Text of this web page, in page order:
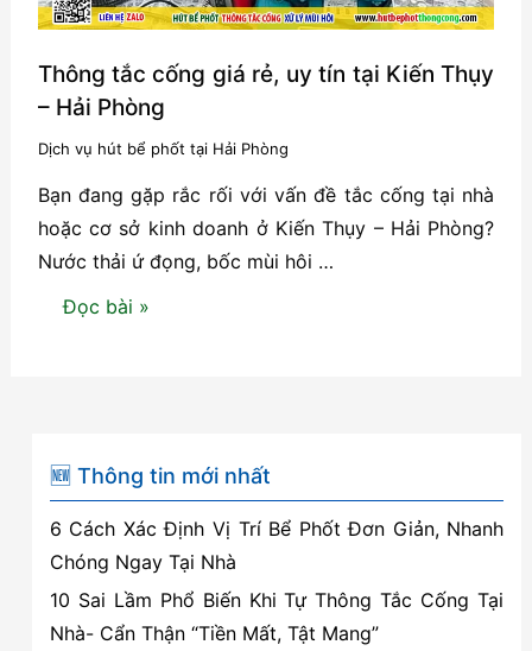
Thông tắc cống giá rẻ, uy tín tại Kiến Thụy
– Hải Phòng
Dịch vụ hút bể phốt tại Hải Phòng
Bạn đang gặp rắc rối với vấn đề tắc cống tại nhà
hoặc cơ sở kinh doanh ở Kiến Thụy – Hải Phòng?
Nước thải ứ đọng, bốc mùi hôi …
Thông
uy
tín
tại
Kiến
Thụy
–
Đọc bài »
🆕 Thông tin mới nhất
6 Cách Xác Định Vị Trí Bể Phốt Đơn Giản, Nhanh
Chóng Ngay Tại Nhà
10 Sai Lầm Phổ Biến Khi Tự Thông Tắc Cống Tại
Nhà- Cẩn Thận “Tiền Mất, Tật Mang”